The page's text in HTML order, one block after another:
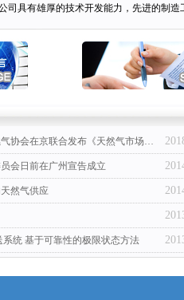
具有雄厚的技术开发能力，先进的制造
国际能源署与中国城市燃气协会在京联合发布《天然气市场报告2018》
会日前在广州宣告成立
然气供应
统 基于可靠性的极限状态方法